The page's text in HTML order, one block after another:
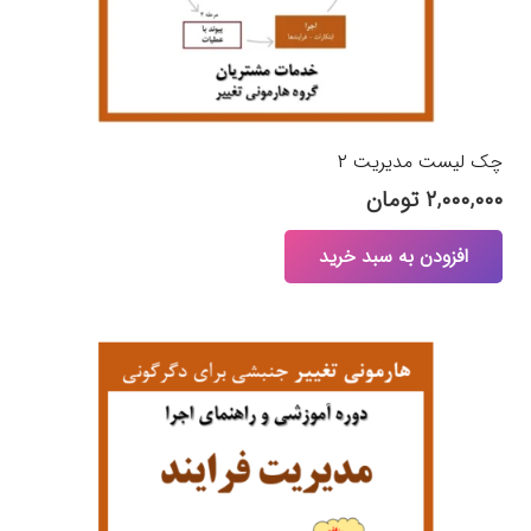
چک لیست‌ مدیریت ۲
۲,۰۰۰,۰۰۰ تومان
افزودن به سبد خرید